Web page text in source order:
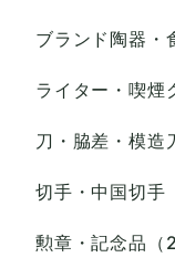
ブランド陶器・
ライター・喫煙
刀・脇差・模造
切手・中国切手
勲章・記念品（2